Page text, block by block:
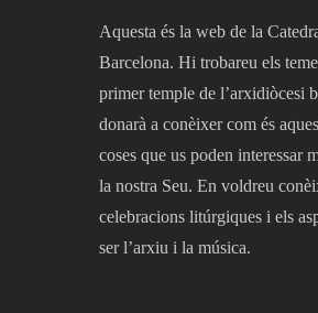
Aquesta és la web de la
Barcelona. Hi trobareu els
primer temple de l’arxidiòcesi
donarà a conèixer com és
coses que us poden interessar
la nostra Seu. En voldreu
celebracions litúrgiques i els
ser l’arxiu i la música.